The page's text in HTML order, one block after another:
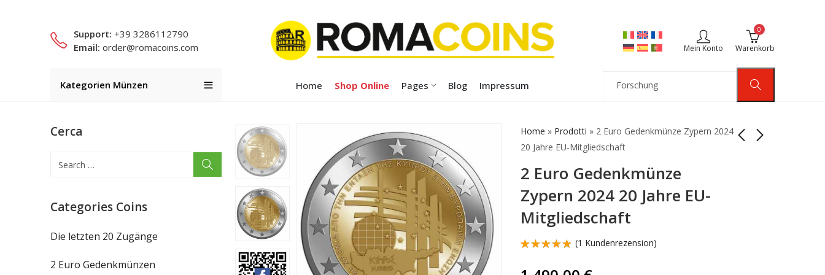
Support: +39 3286112790
Email: order@romacoins.com Mein Konto
0
Warenkorb
Kategorien Münzen Home Shop Online Pages Blog Impressum
Home » Prodotti » 2 Euro Gedenkmünze Zypern 2024
20 Jahre EU-Mitgliedschaft
2 Euro Gedenkmünze
Zypern 2024 20 Jahre EU-
Mitgliedschaft
2 Euro
Gedenkmünzen 2025
Deutschland Saarland
2025 Nationale
Lotterie Französisch
(1 Kundenrezension)
Cerca
Categories Coins
Die letzten 20 Zugänge
2 Euro Gedenkmünzen